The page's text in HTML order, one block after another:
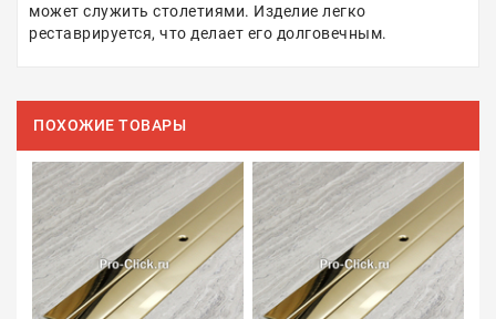
может служить столетиями. Изделие легко
реставрируется, что делает его долговечным.
ПОХОЖИЕ ТОВАРЫ